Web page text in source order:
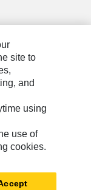
site to
and
using
use of
cookies.